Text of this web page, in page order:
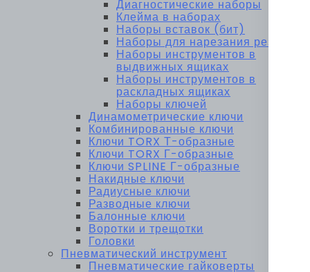
Диагностические наборы
Клейма в наборах
Наборы вставок (бит)
Наборы для нарезания резьбы
Наборы инструментов в
выдвижных ящиках
Наборы инструментов в
раскладных ящиках
Наборы ключей
Динамометрические ключи
Комбинированные ключи
Ключи TORX Т-образные
Ключи TORX Г-образные
Ключи SPLINE Г-образные
Накидные ключи
Радиусные ключи
Разводные ключи
Балонные ключи
Воротки и трещотки
Головки
Пневматический инструмент
Пневматические гайковерты